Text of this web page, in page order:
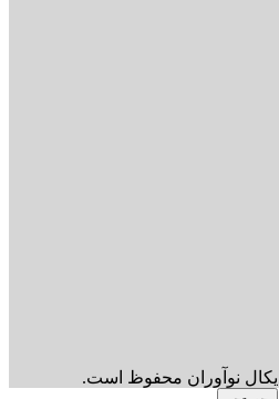
نوآوران محفوظ است.